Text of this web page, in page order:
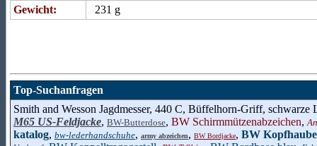
Gewicht:
231 g
Top-Suchanfragen
Smith and Wesson Jagdmesser, 440 C, Büffelhorn-Griff, schwarze
M65 US-Feldjacke, BW-Butterdose, BW Schirmmützenabzeichen,
katalog, bw-lederhandschuhe, army abzeichen, BW Bordjacke, BW